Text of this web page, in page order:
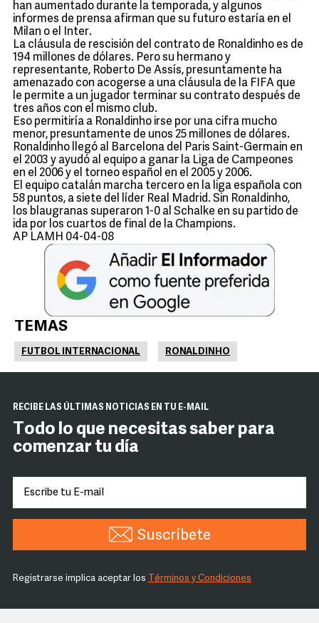
han aumentado durante la temporada, y algunos
informes de prensa afirman que su futuro estaría en el
Milan o el Inter.
La cláusula de rescisión del contrato de Ronaldinho es de
194 millones de dólares. Pero su hermano y
representante, Roberto De Assís, presuntamente ha
amenazado con acogerse a una cláusula de la FIFA que
le permite a un jugador terminar su contrato después de
tres años con el mismo club.
Eso permitiría a Ronaldinho irse por una cifra mucho
menor, presuntamente de unos 25 millones de dólares.
Ronaldinho llegó al Barcelona del Paris Saint-Germain en
el 2003 y ayudó al equipo a ganar la Liga de Campeones
en el 2006 y el torneo español en el 2005 y 2006.
El equipo catalán marcha tercero en la liga española con
58 puntos, a siete del líder Real Madrid. Sin Ronaldinho,
los blaugranas superaron 1-0 al Schalke en su partido de
ida por los cuartos de final de la Champions.
AP LAMH 04-04-08
TEMAS
FUTBOL INTERNACIONAL RONALDINHO
RECIBE LAS ÚLTIMAS NOTICIAS EN TU E-MAIL
Todo lo que necesitas saber para
comenzar tu día
Suscríbete
Registrarse implica aceptar los Términos y Condiciones